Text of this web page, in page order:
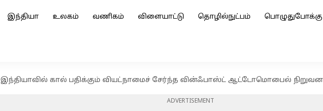
இந்தியா உலகம் வணிகம் விளையாட்டு தொழில்நுட்பம் பொழுதுபோக்கு
இந்தியாவில் கால் பதிக்கும் வியட்நாமைச் சேர்ந்த வின்ஃபாஸ்ட் ஆட்டோமொபைல்
ADVERTISEMENT